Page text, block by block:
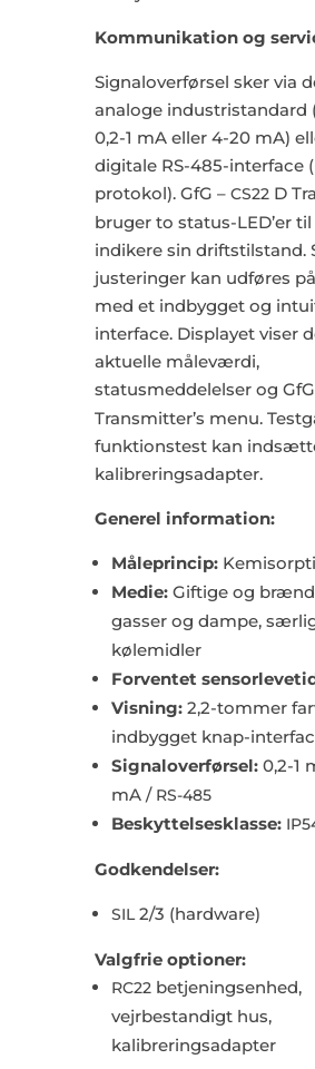
Kommunikation og
Signaloverførsel sker via
analoge industristandard
0,2-1 mA eller 4-20 mA)
digitale RS-485-interface
protokol). GfG – CS22D
bruger to status-LED’er
indikere sin driftstilstand.
justeringer kan udføres
med et indbygget og
interface. Displayet viser
aktuelle måleværdi,
statusmeddelelser og
Transmitter’s menu.
funktionstest kan
kalibreringsadapter.
Generel information:
Måleprincip:
Medie: Giftige og
gasser og dampe,
kølemidler
Forventet
Visning: 2,2-tommer
indbygget knap-
Signaloverførsel:0,2-1
mA / RS-485
Beskyttelsesklasse:
Godkendelser:
SIL2/3 (hardware)
Valgfrie optioner:
RC22betjeningsenhed,
vejrbestandigt hus,
kalibreringsadapter